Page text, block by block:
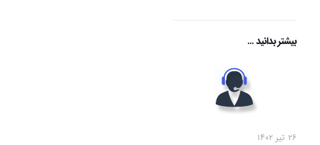
بیشتر بدانید ...
۲۶ تیر ۱۴۰۲